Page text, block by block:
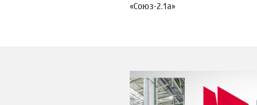
«Союз-2.1а»